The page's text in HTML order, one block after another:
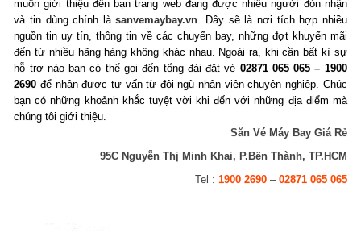
muốn giới thiệu đến bạn trang web đang được nhiều người đón nhận
và tin dùng chính làsanvemaybay.vn . Đây sẽ là nơi tích hợp nhiều
nguồn tin uy tín, thông tin về các chuyến bay, những đợt khuyến mãi
đến từ nhiều hãng hàng không khác nhau. Ngoài ra, khi cần bất kì sự
hỗ trợ nào bạn có thể gọi đến tổng đài đặt vé 02871 065 065 – 1900
2690 để nhận được tư vấn từ đội ngũ nhân viên chuyên nghiệp. Chúc
bạn có những khoảnh khắc tuyệt vời khi đến với những địa điểm mà
chúng tôi giới thiệu.
Săn Vé Máy Bay Giá Rẻ
95C Nguyễn Thị Minh Khai, P.Bến Thành, TP.HCM
Tel : 1900 2690– 02871 065 065